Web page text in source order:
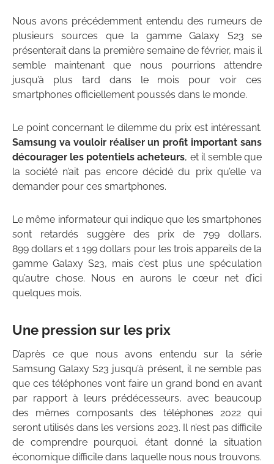
Nous avons précédemment entendu des rumeurs de
plusieurs sources que la gamme Galaxy S23 se
présenterait dans la première semaine de février, mais il
semble maintenant que nous pourrions attendre
jusqu’à plus tard dans le mois pour voir ces
smartphones officiellement poussés dans le monde.
Le point concernant le dilemme du prix est intéressant.
Samsung va vouloir réaliser un profit important sans
décourager les potentiels acheteurs, et il semble que
la société n’ait pas encore décidé du prix qu’elle va
demander pour ces smartphones.
Le même informateur qui indique que les smartphones
sont retardés suggère des prix de 799 dollars,
899 dollars et 1 199 dollars pour les trois appareils de la
gamme Galaxy S23, mais c’est plus une spéculation
qu’autre chose. Nous en aurons le cœur net d’ici
quelques mois.
Une pression sur les prix
D’après ce que nous avons entendu sur la série
Samsung Galaxy S23 jusqu’à présent, il ne semble pas
que ces téléphones vont faire un grand bond en avant
par rapport à leurs prédécesseurs, avec beaucoup
des mêmes composants des téléphones 2022 qui
seront utilisés dans les versions 2023. Il n’est pas difficile
de comprendre pourquoi, étant donné la situation
économique difficile dans laquelle nous nous trouvons.